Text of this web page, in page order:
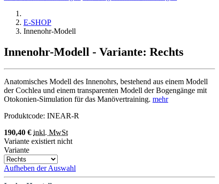
E-SHOP
Innenohr-Modell
Innenohr-Modell - Variante: Rechts
Anatomisches Modell des Innenohrs, bestehend aus einem Modell
der Cochlea und einem transparenten Modell der Bogengänge mit
Otokonien-Simulation für das Manövertraining. mehr
Produktcode: INEAR-R
190,40 € inkl. MwSt
Variante existiert nicht
Variante
Aufheben der Auswahl